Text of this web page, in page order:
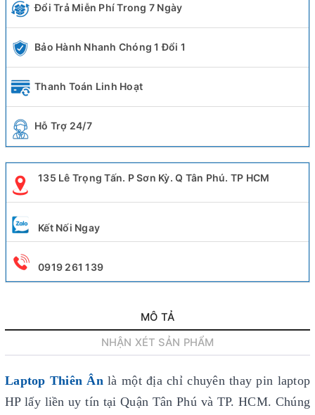
Đổi Trả Miễn Phí Trong 7 Ngày
Bảo Hành Nhanh Chóng 1 Đổi 1
Thanh Toán Linh Hoạt
Hỗ Trợ 24/7
135 Lê Trọng Tấn. P Sơn Kỳ. Q Tân Phú. TP HCM
Kết Nối Ngay
0919 261 139
MÔ TẢ
NHẬN XÉT SẢN PHẨM
Laptop Thiên Ânlà một địa chỉ chuyên thay pin laptop
HP lấy liền uy tín tại Quận Tân Phú và TP. HCM. Chúng